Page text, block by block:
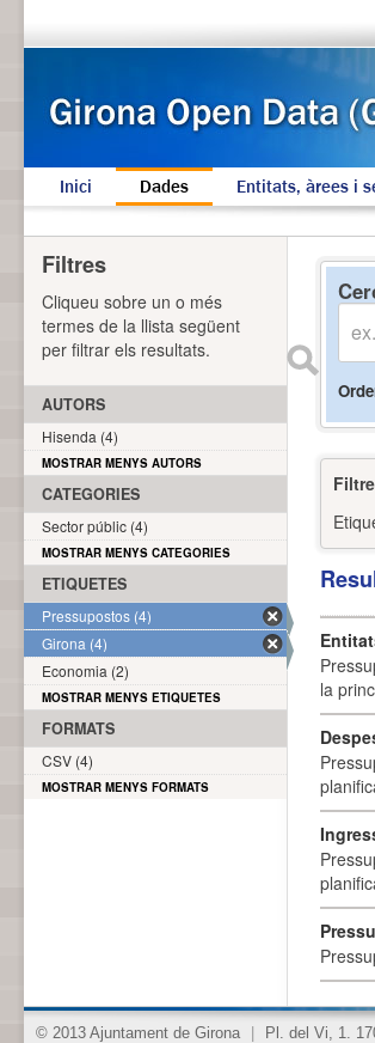
Inici Dades Entitats, àrees i
la
Filtres
Cliqueu sobre un o més
termes de la llista següent
per filtrar els resultats.
AUTORS
Hisenda (4)
MOSTRAR MENYS AUTORS
CATEGORIES
Sector públic (4)
MOSTRAR MENYS CATEGORIES
ETIQUETES
Pressupostos (4)
Girona (4)
Economia (2)
MOSTRAR MENYS ETIQUETES
FORMATS
CSV (4)
MOSTRAR MENYS FORMATS
© 2013 Ajuntament de Girona Pl. del Vi, 1.